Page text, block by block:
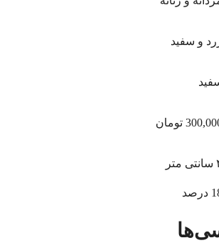
و سفید
تومان
متر